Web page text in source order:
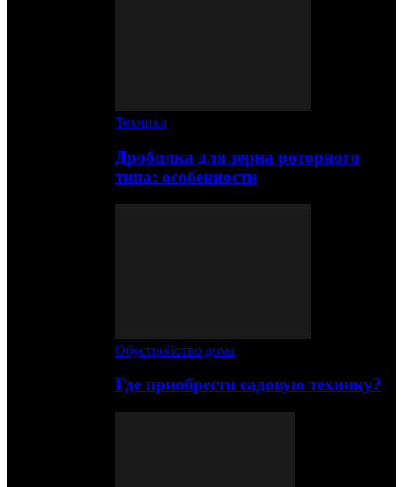
Техника
Дробилка для зерна роторного
типа: особенности
Обустройство дома
Где приобрести садовую технику?